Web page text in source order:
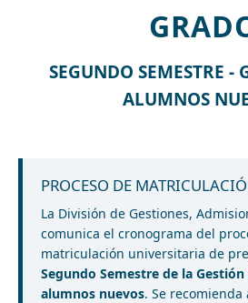
SEGUNDO SEMESTRE -
ALUMNOS
PROCESO DE
La División de Gestiones,
comunica el cronograma del
matriculación universitaria de
Segundo Semestre de la Gestión
alumnos nuevos. Se